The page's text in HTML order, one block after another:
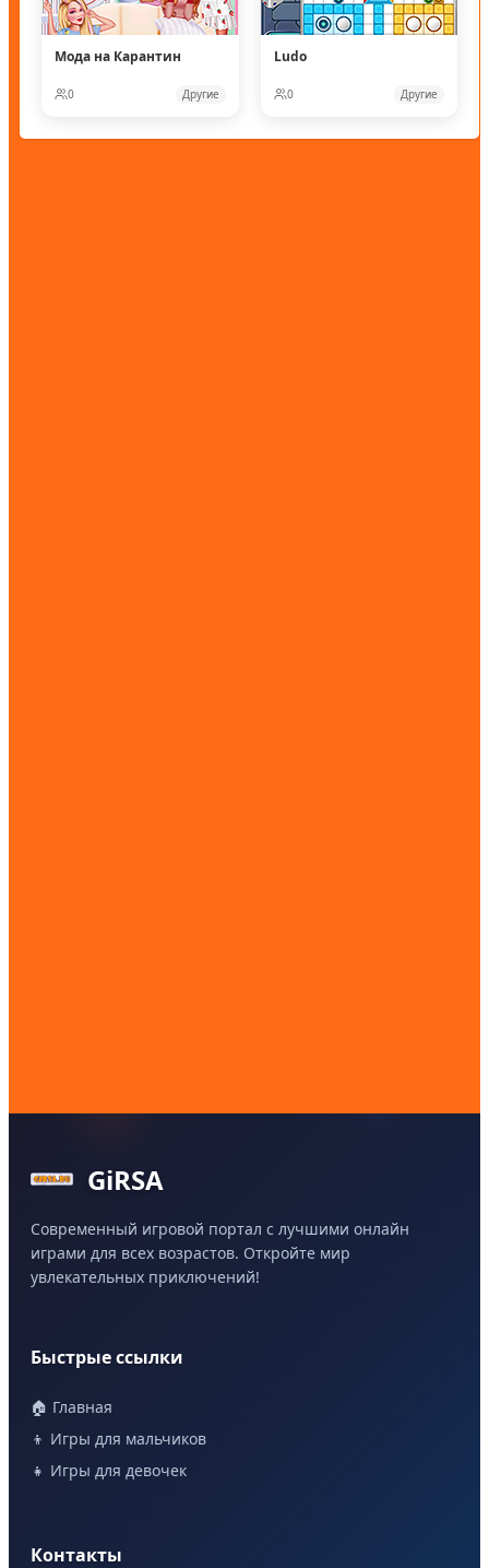
Мода на Карантин
0 Другие
Ludo
0 Другие
GiRSA
Современный игровой портал с лучшими онлайн
играми для всех возрастов. Откройте мир
увлекательных приключений!
Быстрые ссылки
🏠 Главная
👦 Игры для мальчиков
👧 Игры для девочек
Контакты